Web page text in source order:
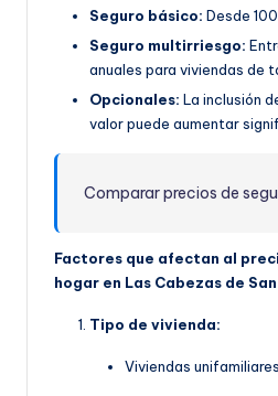
Seguro básico: Desde
Seguro multirriesgo:
anuales para viviendas de
Opcionales: La inclusión
valor puede aumentar
Comparar precios de
Factores que afectan al
hogar en Las Cabezas de
Tipo de vivienda:
Viviendas